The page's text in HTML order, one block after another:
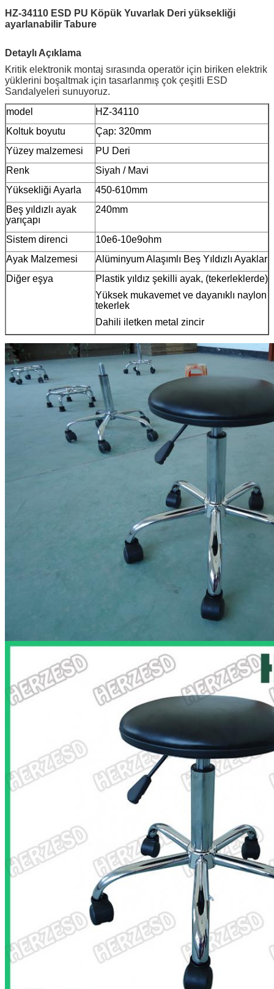
HZ-34110 ESD PU Köpük Yuvarlak Deri yüksekliği
ayarlanabilir Tabure
Detaylı Açıklama
Kritik elektronik montaj sırasında operatör için biriken elektrik
yüklerini boşaltmak için tasarlanmış çok çeşitli ESD
Sandalyeleri sunuyoruz.
model
HZ-34110
Koltuk boyutu
Çap: 320mm
Yüzey malzemesi
PU Deri
Renk
Siyah / Mavi
Yüksekliği Ayarla
450-610mm
Beş yıldızlı ayak
yarıçapı
240mm
Sistem direnci
10e6-10e9ohm
Ayak Malzemesi
Alüminyum Alaşımlı Beş Yıldızlı Ayaklar
Diğer eşya
Plastik yıldız şekilli ayak, (tekerleklerde)
Yüksek mukavemet ve dayanıklı naylon
tekerlek
Dahili iletken metal zincir